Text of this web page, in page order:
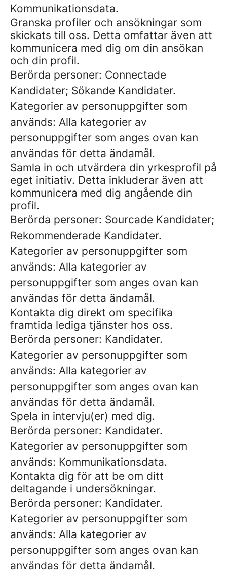
Kommunikationsdata.
Granska profiler och ansökningar som
skickats till oss. Detta omfattar även att
kommunicera med dig om din ansökan
och din profil.
Berörda personer: Connectade
Kandidater; Sökande Kandidater.
Kategorier av personuppgifter som
används: Alla kategorier av
personuppgifter som anges ovan kan
användas för detta ändamål.
Samla in och utvärdera din yrkesprofil på
eget initiativ. Detta inkluderar även att
kommunicera med dig angående din
profil.
Berörda personer: Sourcade Kandidater;
Rekommenderade Kandidater.
Kategorier av personuppgifter som
används: Alla kategorier av
personuppgifter som anges ovan kan
användas för detta ändamål.
Kontakta dig direkt om specifika
framtida lediga tjänster hos oss.
Berörda personer: Kandidater.
Kategorier av personuppgifter som
används: Alla kategorier av
personuppgifter som anges ovan kan
användas för detta ändamål.
Spela in intervju(er) med dig.
Berörda personer: Kandidater.
Kategorier av personuppgifter som
används: Kommunikationsdata.
Kontakta dig för att be om ditt
deltagande i undersökningar.
Berörda personer: Kandidater.
Kategorier av personuppgifter som
används: Alla kategorier av
personuppgifter som anges ovan kan
användas för detta ändamål.